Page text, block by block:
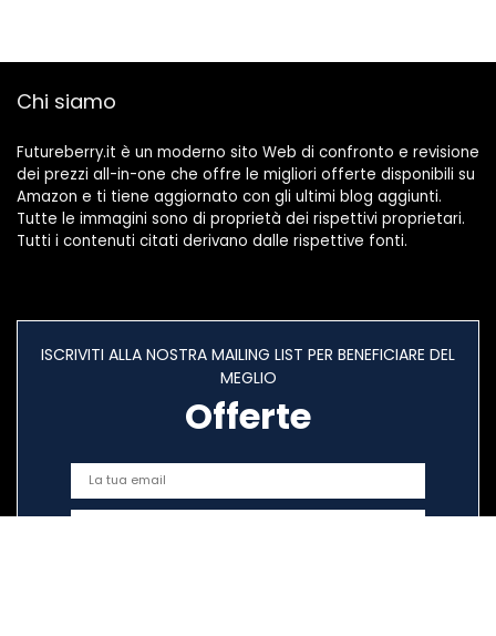
Chi siamo
Futureberry.it è un moderno sito Web di confronto e revisione
dei prezzi all-in-one che offre le migliori offerte disponibili su
Amazon e ti tiene aggiornato con gli ultimi blog aggiunti.
Tutte le immagini sono di proprietà dei rispettivi proprietari.
Tutti i contenuti citati derivano dalle rispettive fonti.
ISCRIVITI ALLA NOSTRA MAILING LIST PER BENEFICIARE DEL
MEGLIO
Offerte